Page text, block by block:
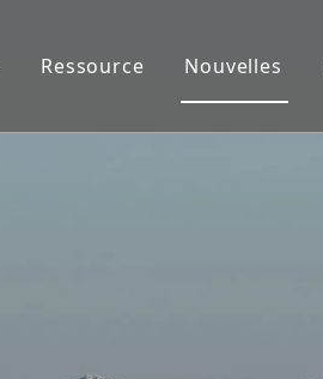
Ressource Nouvelles